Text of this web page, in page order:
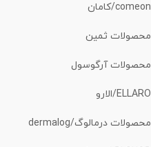
comeon/کامان
محصولات ثمین
محصولات آرگوسول
ELLARO/الارو
محصولات درمالوگ/dermalog